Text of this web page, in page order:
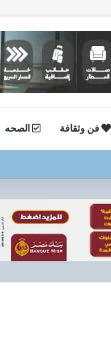
فن وثقافة الصحه